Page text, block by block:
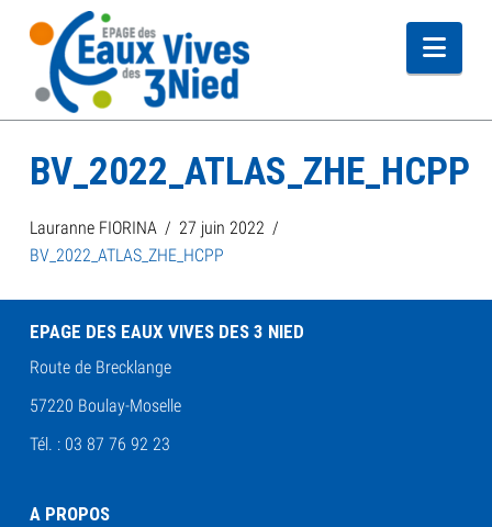
BV_2022_ATLAS_ZHE_HCPP
Lauranne FIORINA
27 juin 2022
BV_2022_ATLAS_ZHE_HCPP
EPAGE DES EAUX VIVES DES 3 NIED
Route de Brecklange
57220 Boulay-Moselle
Tél. : 03 87 76 92 23
A PROPOS